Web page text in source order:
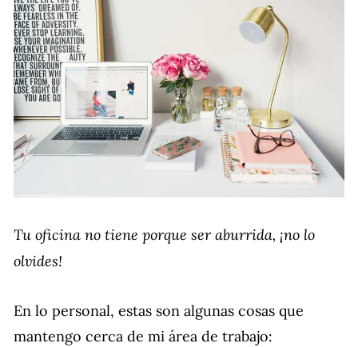
Tu oficina no tiene porque ser aburrida, ¡no lo
olvides!
En lo personal, estas son algunas cosas que
mantengo cerca de mi área de trabajo: